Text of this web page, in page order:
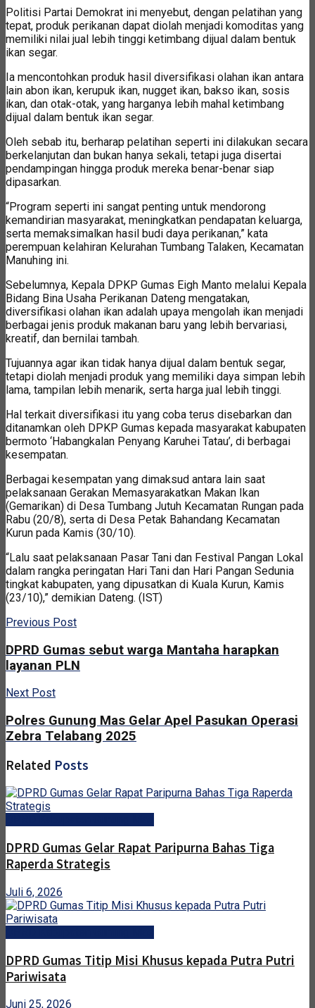
Politisi Partai Demokrat ini menyebut, dengan pelatihan yang
tepat, produk perikanan dapat diolah menjadi komoditas yang
memiliki nilai jual lebih tinggi ketimbang dijual dalam bentuk
ikan segar.
Ia mencontohkan produk hasil diversifikasi olahan ikan antara
lain abon ikan, kerupuk ikan, nugget ikan, bakso ikan, sosis
ikan, dan otak-otak, yang harganya lebih mahal ketimbang
dijual dalam bentuk ikan segar.
Oleh sebab itu, berharap pelatihan seperti ini dilakukan secara
berkelanjutan dan bukan hanya sekali, tetapi juga disertai
pendampingan hingga produk mereka benar-benar siap
dipasarkan.
“Program seperti ini sangat penting untuk mendorong
kemandirian masyarakat, meningkatkan pendapatan keluarga,
serta memaksimalkan hasil budi daya perikanan,” kata
perempuan kelahiran Kelurahan Tumbang Talaken, Kecamatan
Manuhing ini.
Sebelumnya, Kepala DPKP Gumas Eigh Manto melalui Kepala
Bidang Bina Usaha Perikanan Dateng mengatakan,
diversifikasi olahan ikan adalah upaya mengolah ikan menjadi
berbagai jenis produk makanan baru yang lebih bervariasi,
kreatif, dan bernilai tambah.
Tujuannya agar ikan tidak hanya dijual dalam bentuk segar,
tetapi diolah menjadi produk yang memiliki daya simpan lebih
lama, tampilan lebih menarik, serta harga jual lebih tinggi.
Hal terkait diversifikasi itu yang coba terus disebarkan dan
ditanamkan oleh DPKP Gumas kepada masyarakat kabupaten
bermoto ‘Habangkalan Penyang Karuhei Tatau’, di berbagai
kesempatan.
Berbagai kesempatan yang dimaksud antara lain saat
pelaksanaan Gerakan Memasyarakatkan Makan Ikan
(Gemarikan) di Desa Tumbang Jutuh Kecamatan Rungan pada
Rabu (20/8), serta di Desa Petak Bahandang Kecamatan
Kurun pada Kamis (30/10).
“Lalu saat pelaksanaan Pasar Tani dan Festival Pangan Lokal
dalam rangka peringatan Hari Tani dan Hari Pangan Sedunia
tingkat kabupaten, yang dipusatkan di Kuala Kurun, Kamis
(23/10),” demikian Dateng. (IST)
Previous Post
DPRD Gumas sebut warga Mantaha harapkan
layanan PLN
Next Post
Polres Gunung Mas Gelar Apel Pasukan Operasi
Zebra Telabang 2025
Related Posts
DPRD Gumas Gelar Rapat Paripurna Bahas Tiga
Raperda Strategis
Juli 6, 2026
DPRD Gumas Titip Misi Khusus kepada Putra Putri
Pariwisata
Juni 25, 2026